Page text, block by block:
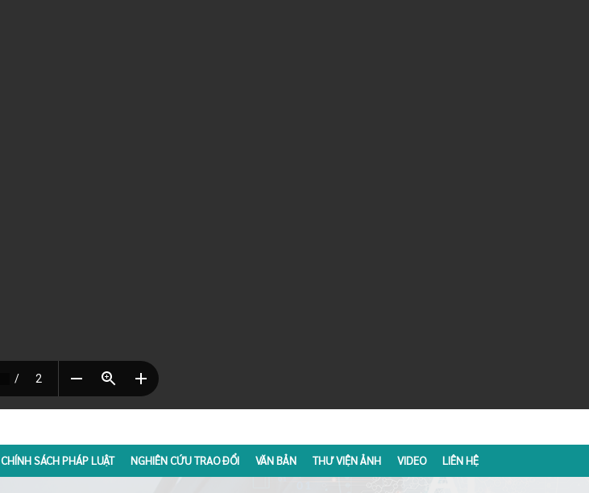
CHÍNH SÁCH PHÁP LUẬT NGHIÊN CỨU TRAO ĐỔI VĂN BẢN THƯ VIỆN ẢNH VIDEO LIÊN HỆ